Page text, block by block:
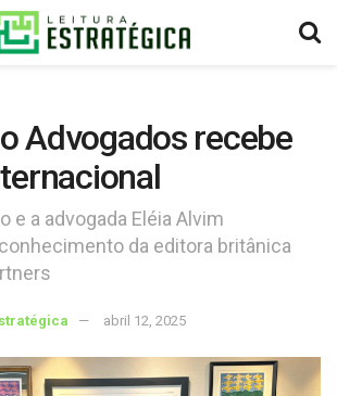
Advogados recebe
e a advogada Eléia Alvim
da editora britânica
abril 12, 2025